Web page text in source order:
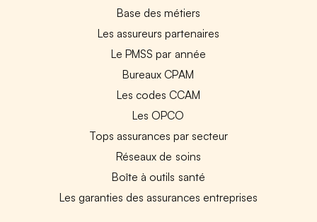
Base des métiers
Les assureurs partenaires
Le PMSS par année
Bureaux CPAM
Les codes CCAM
Les OPCO
Tops assurances par secteur
Réseaux de soins
Boîte à outils santé
Les garanties des assurances entreprises